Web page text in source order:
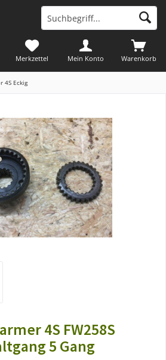
Warenkorb
Merkzettel Mein Konto
4S Eckig
4S FW258S
5 Gang